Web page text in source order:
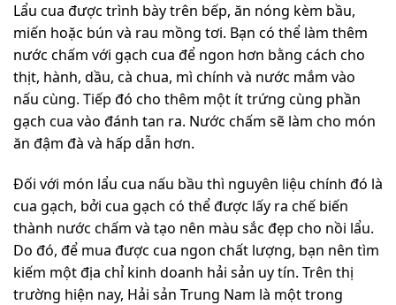
Lẩu cua được trình bày trên bếp, ăn nóng kèm bầu,
miến hoặc bún và rau mồng tơi. Bạn có thể làm thêm
nước chấm với gạch cua để ngon hơn bằng cách cho
thịt, hành, dầu, cà chua, mì chính và nước mắm vào
nấu cùng. Tiếp đó cho thêm một ít trứng cùng phần
gạch cua vào đánh tan ra. Nước chấm sẽ làm cho món
ăn đậm đà và hấp dẫn hơn.
Đối với món lẩu cua nấu bầu thì nguyên liệu chính đó là
cua gạch, bởi cua gạch có thể được lấy ra chế biến
thành nước chấm và tạo nên màu sắc đẹp cho nồi lẩu.
Do đó, để mua được cua ngon chất lượng, bạn nên tìm
kiếm một địa chỉ kinh doanh hải sản uy tín. Trên thị
trường hiện nay, Hải sản Trung Nam là một trong